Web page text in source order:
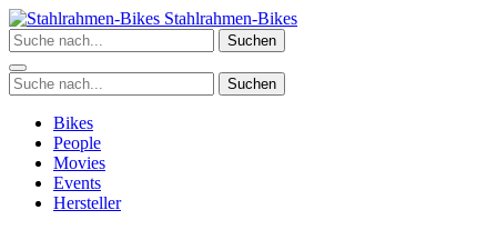
Zum
Inhalt
springen
Stahlrahmen-Bikes
Suchen
Suchen
Bikes
People
Movies
Events
Hersteller